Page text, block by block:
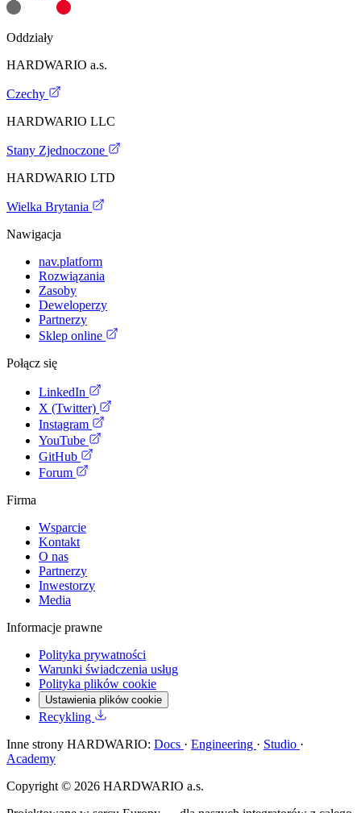
Oddziały
HARDWARIO a.s.
Czechy
HARDWARIO LLC
Stany Zjednoczone
HARDWARIO LTD
Wielka Brytania
Nawigacja
nav.platform
Rozwiązania
Zasoby
Deweloperzy
Partnerzy
Sklep online
Połącz się
LinkedIn
X (Twitter)
Instagram
YouTube
GitHub
Forum
Firma
Wsparcie
Kontakt
O nas
Partnerzy
Inwestorzy
Media
Informacje prawne
Polityka prywatności
Warunki świadczenia usług
Polityka plików cookie
Ustawienia plików cookie
Recykling
Inne strony HARDWARIO: Docs · Engineering · Studio ·
Academy
Copyright © 2026 HARDWARIO a.s.